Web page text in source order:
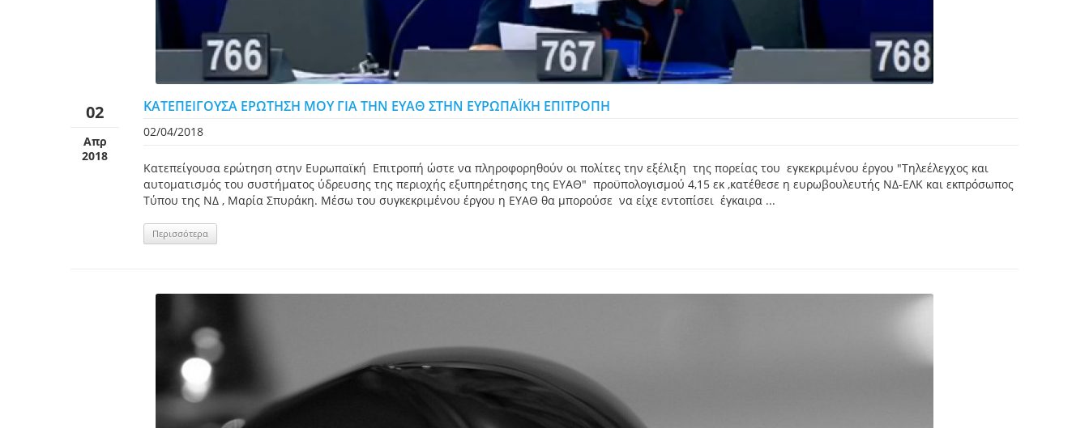
02
Απρ
2018
ΚΑΤΕΠΕΙΓΟΥΣΑ ΕΡΩΤΗΣΗ ΜΟΥ ΓΙΑ ΤΗΝ ΕΥΑΘ ΣΤΗΝ ΕΥΡΩΠΑΪΚΗ ΕΠΙΤΡΟΠΗ
02/04/2018
Κατεπείγουσα ερώτηση στην Ευρωπαϊκή Επιτροπή ώστε να πληροφορηθούν οι πολίτες την εξέλιξη της πορείας του εγκεκριμένου έργου "Τηλεέλεγχος και
αυτοματισμός του συστήματος ύδρευσης της περιοχής εξυπηρέτησης της ΕΥΑΘ" προϋπολογισμού 4,15 εκ ,κατέθεσε η ευρωβουλευτής ΝΔ-ΕΛΚ και εκπρόσωπος
Τύπου της ΝΔ , Μαρία Σπυράκη. Μέσω του συγκεκριμένου έργου η ΕΥΑΘ θα μπορούσε να είχε εντοπίσει έγκαιρα ...
Περισσότερα